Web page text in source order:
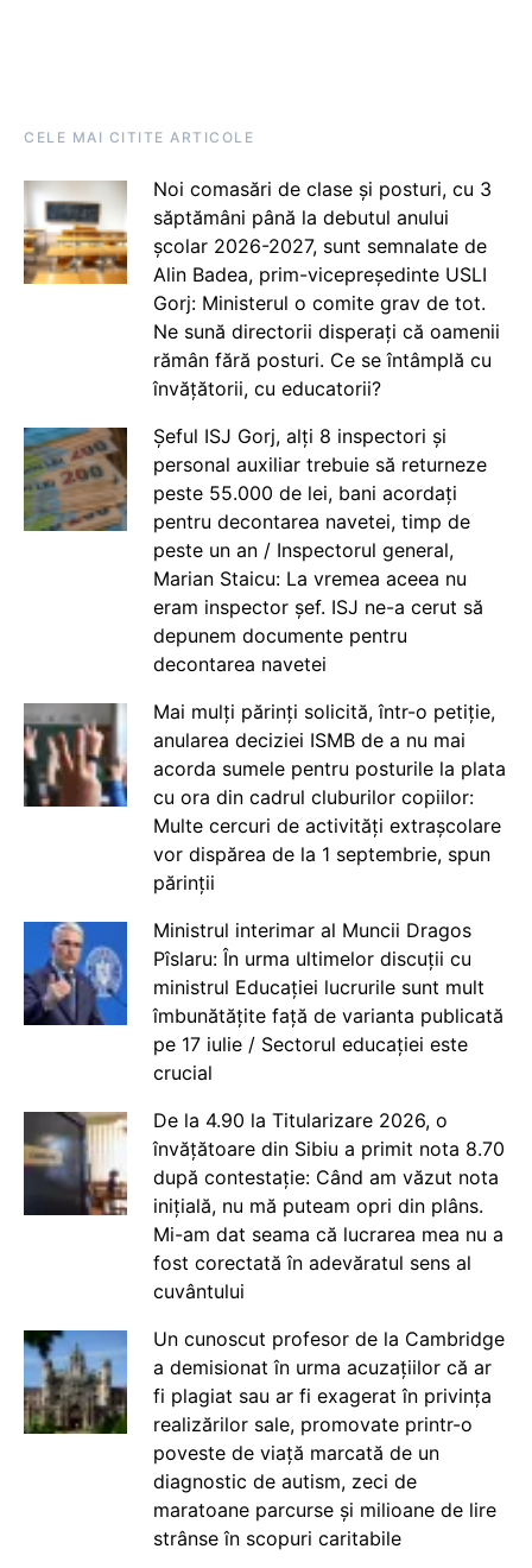
CELE MAI CITITE ARTICOLE
Noi comasări de clase și posturi, cu 3
săptămâni până la debutul anului
școlar 2026-2027, sunt semnalate de
Alin Badea, prim-vicepreședinte USLI
Gorj: Ministerul o comite grav de tot.
Ne sună directorii disperați că oamenii
rămân fără posturi. Ce se întâmplă cu
învățătorii, cu educatorii?
Șeful ISJ Gorj, alți 8 inspectori și
personal auxiliar trebuie să returneze
peste 55.000 de lei, bani acordați
pentru decontarea navetei, timp de
peste un an / Inspectorul general,
Marian Staicu: La vremea aceea nu
eram inspector șef. ISJ ne-a cerut să
depunem documente pentru
decontarea navetei
Mai mulți părinți solicită, într-o petiție,
anularea deciziei ISMB de a nu mai
acorda sumele pentru posturile la plata
cu ora din cadrul cluburilor copiilor:
Multe cercuri de activități extrașcolare
vor dispărea de la 1 septembrie, spun
părinții
Ministrul interimar al Muncii Dragos
Pîslaru: În urma ultimelor discuții cu
ministrul Educației lucrurile sunt mult
îmbunătățite față de varianta publicată
pe 17 iulie / Sectorul educației este
crucial
De la 4.90 la Titularizare 2026, o
învățătoare din Sibiu a primit nota 8.70
după contestație: Când am văzut nota
inițială, nu mă puteam opri din plâns.
Mi-am dat seama că lucrarea mea nu a
fost corectată în adevăratul sens al
cuvântului
Un cunoscut profesor de la Cambridge
a demisionat în urma acuzațiilor că ar
fi plagiat sau ar fi exagerat în privința
realizărilor sale, promovate printr-o
poveste de viață marcată de un
diagnostic de autism, zeci de
maratoane parcurse și milioane de lire
strânse în scopuri caritabile